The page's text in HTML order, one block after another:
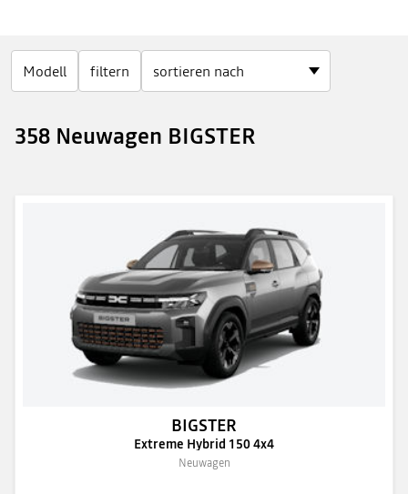
Modell filtern
358 Neuwagen BIGSTER
BIGSTER
Extreme Hybrid 150 4x4
Neuwagen